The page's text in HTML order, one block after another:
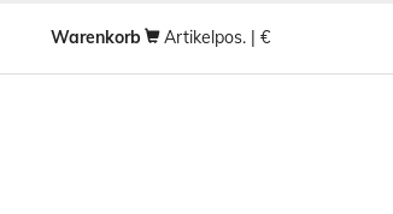
Warenkorb Artikelpos. | €